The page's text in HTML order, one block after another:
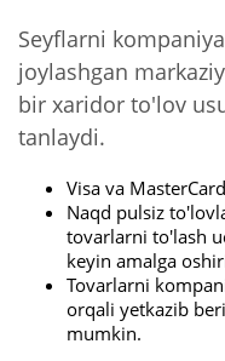
Seyflarni
joylashgan
bir xaridor to'lov
tanlaydi.
Visa va
Naqd pulsiz
tovarlarni to'lash
keyin amalga
Tovarlarni
orqali yetkazib
mumkin.